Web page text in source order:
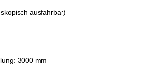
ausfahrbar)
3000 mm